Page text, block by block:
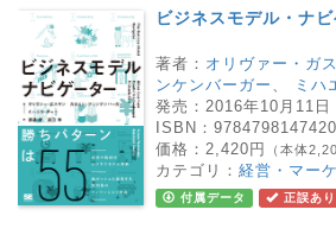
ビジネスモデル・ナ
著者： オリヴァー・ガ
ンケンバーガー
ミハ
発売： 2016年10月11日
ISBN： 9784798147420
価格： 2,420円 （本体
カテゴリ： 経営・マー
付属データ 正誤あり